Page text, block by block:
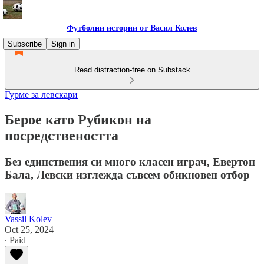
Футболни истории от Васил Колев
Subscribe
Sign in
Read distraction-free on Substack
Гурме за левскари
Берое като Рубикон на
посредствеността
Без единствения си много класен играч, Евертон
Бала, Левски изглежда съвсем обикновен отбор
Vassil Kolev
Oct 25, 2024
∙ Paid